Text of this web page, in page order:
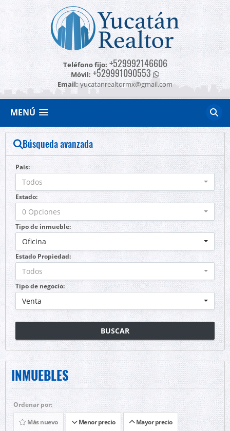
Teléfono fijo: +529992146606
Móvil: +529991090553
Email: yucatanrealtormx@gmail.com
MENÚ
Búsqueda avanzada
País:
Todos
Estado:
0 Opciones
Tipo de inmueble:
Oficina
Estado Propiedad:
Todos
Tipo de negocio:
Venta
BUSCAR
INMUEBLES
Ordenar por:
Más nuevo
Menor precio Mayor precio